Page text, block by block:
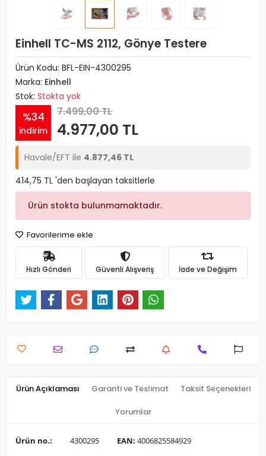
Einhell TC-MS 2112, Gönye Testere
Ürün Kodu: BFL-EIN-4300295
Marka: Einhell
Stok: Stokta yok
%34
indirim
7.499,00 TL
4.977,00 TL
Havale/EFT ile 4.877,46 TL
414,75 TL 'den başlayan taksitlerle
Ürün stokta bulunmamaktadır.
Favorilerime ekle
Hızlı Gönderi Güvenli Alışveriş İade ve Değişim
Ürün Açıklaması Garanti ve Teslimat Taksit Seçenekleri
Yorumlar
Ürün no.: 4300295 EAN: 4006825584929